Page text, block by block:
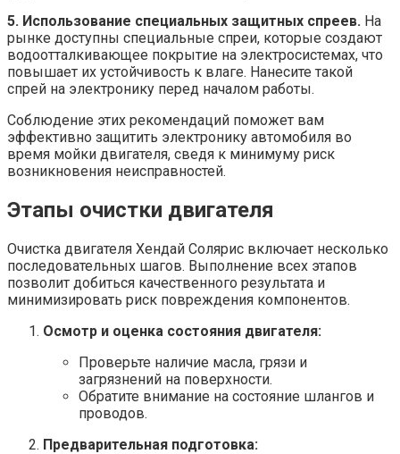
5. Использование специальных защитных спреев. На
рынке доступны специальные спреи, которые создают
водоотталкивающее покрытие на электросистемах, что
повышает их устойчивость к влаге. Нанесите такой
спрей на электронику перед началом работы.
Соблюдение этих рекомендаций поможет вам
эффективно защитить электронику автомобиля во
время мойки двигателя, сведя к минимуму риск
возникновения неисправностей.
Этапы очистки двигателя
Очистка двигателя Хендай Солярис включает несколько
последовательных шагов. Выполнение всех этапов
позволит добиться качественного результата и
минимизировать риск повреждения компонентов.
Осмотр и оценка состояния двигателя:
Проверьте наличие масла, грязи и
загрязнений на поверхности.
Обратите внимание на состояние шлангов и
проводов.
Предварительная подготовка: